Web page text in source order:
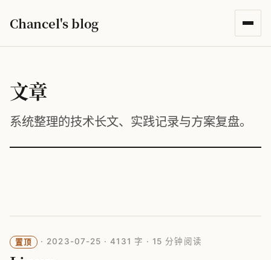
Chancel's blog
文章
系统整理的技术长文、实践记录与方案复盘。
置顶 · 2023-07-25 ·4131 字 ·15 分钟阅读